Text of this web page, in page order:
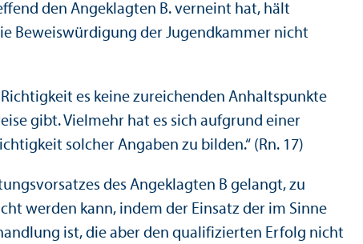
den Angeklagten B. verneint hat, hält
Beweiswürdigung der Jugendkammer nicht
es keine zureichenden Anhaltspunkte
gibt. Vielmehr hat es sich aufgrund einer
solcher Angaben zu bilden.“ (Rn. 17)
des Angeklagten B gelangt, zu
werden kann, indem der Einsatz der im Sinne
ist, die aber den qualifizierten Erfolg nicht